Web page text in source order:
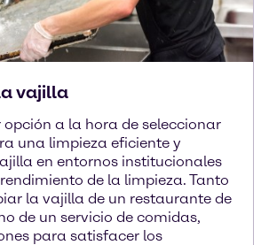
vajilla
a la hora de seleccionar
una limpieza eficiente y
en entornos institucionales
de la limpieza. Tanto
la vajilla de un restaurante de
de un servicio de comidas,
para satisfacer los